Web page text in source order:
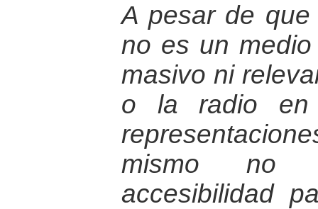
A pesar de que
no es un
masivo ni
o la radio en
mismo no
accesibilidad